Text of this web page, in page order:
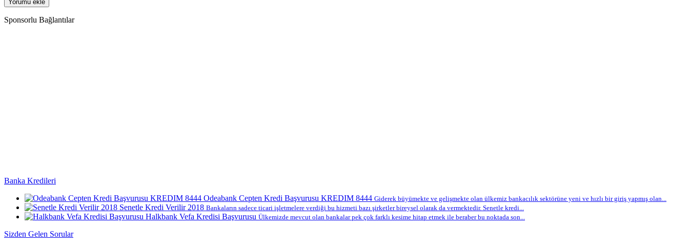
Sponsorlu Bağlantılar
Banka Kredileri
Odeabank Cepten Kredi Başvurusu KREDIM 8444 Giderek büyümekte ve gelişmekte olan ülkemiz bankacılık sektörüne yeni ve hızlı bir giriş yapmış olan...
Senetle Kredi Verilir 2018 Bankaların sadece ticari işletmelere verdiği bu hizmeti bazı şirketler bireysel olarak da vermektedir. Senetle kredi...
Halkbank Vefa Kredisi Başvurusu Ülkemizde mevcut olan bankalar pek çok farklı kesime hitap etmek ile beraber bu noktada son...
Sizden Gelen Sorular